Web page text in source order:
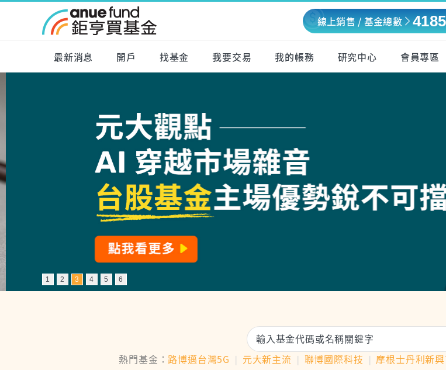
線上銷售 / 基金總數 4185
最新消息 開戶 找基金 我要交易 我的帳務 研究中心 會員專區
1 2 3 4 5 6
熱門基金： 路博邁台灣5G ❘ 元大新主流 ❘ 聯博國際科技 ❘ 摩根士丹利新